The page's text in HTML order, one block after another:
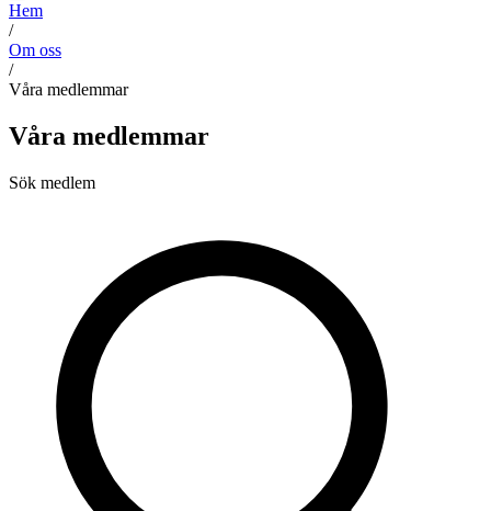
Hem
/
Om oss
/
Våra medlemmar
Våra medlemmar
Sök medlem